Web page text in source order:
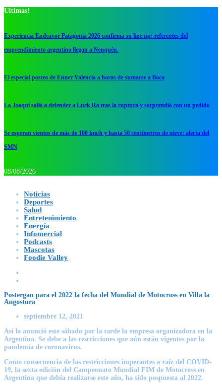
Ultimas!
Experiencia Endeavor Patagonia 2026 confirma su line up: referentes del
emprendimiento argentino llegan a Neuquén.
El especial posteo de Enner Valencia a horas de sumarse a Boca
La Joaqui salió a defender a Luck Ra tras la ruptura y sorprendió con un pedido
Se esperan vientos de más de 100 km/h y hasta 50 centímetros de nieve: alerta del
SMN
08/08/2026
Noticias
Deportes
Salud
Entretenimiento
Energía
Infomercial
Podcasts
Mascotas
Foodie Valley
Postergan para el 2022 la fecha del Mundial de Motocross en Villa la
Angostura
septiembre 12, 2021
Así lo anunció este sábado por la tarde la empresa organizadora en la
Argentina. Se debe a las restricciones que aún están vigentes por la
pandemia de coronavirus.
Como consecuencia de las restricciones imperantes a raíz del COVID-
19, la sexta edición del Campeonato Mundial FIM de Motocross en
Argentina que debía realizarse este año, ha sido pospuesta al 2022.